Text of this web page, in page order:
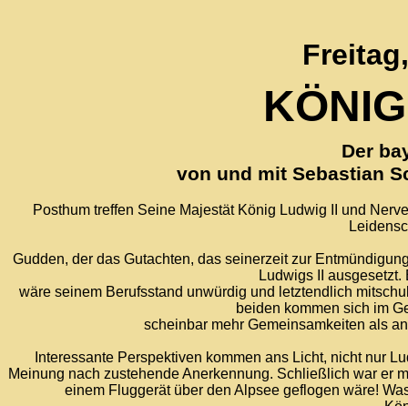
Der
von und mit Sebastian
Posthum treffen Seine Majestät König Ludwig II und
Gudden, der das Gutachten, das seinerzeit zur
Ludwigs II
wäre seinem Berufsstand unwürdig und letztendlich
beiden kommen sich im
scheinbar mehr Gemeinsamkeiten als
Interessante Perspektiven kommen ans Licht, nicht nur
Meinung nach zustehende Anerkennung. Schließlich war er
einem Fluggerät über den Alpsee geflogen wäre!